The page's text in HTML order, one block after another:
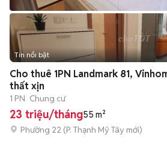
Tin nổi bật
Cho thuê 1PN Landmark 81,
thất xịn
1 PN Chung cư
23 triệu/tháng55 m²
Phường 22 (P. Thạnh Mỹ Tây mới)